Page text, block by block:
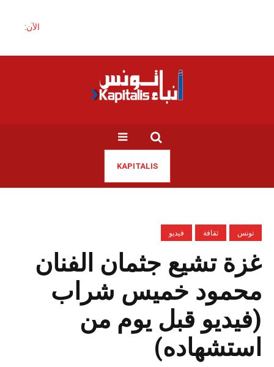
الآن:
KAPITALIS
تونس ثقافة فيديو
غزة تشيع جثمان الفنان
محمود خميس شراب
(فيديو قبل يوم من
استشهاده)